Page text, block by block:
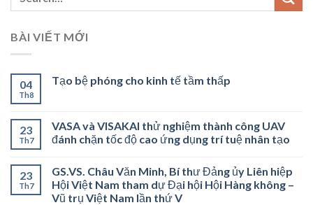
BÀI VIẾT MỚI
04
Th8
Tạo bệ phóng cho kinh tế tầm thấp
23
Th7
VASA và VISAKAI thử nghiệm thành công UAV
đánh chặn tốc độ cao ứng dụng trí tuệ nhân tạo
23
Th7
GS.VS. Châu Văn Minh, Bí thư Đảng ủy Liên hiệp
Hội Việt Nam tham dự Đại hội Hội Hàng không –
Vũ trụ Việt Nam lần thứ V